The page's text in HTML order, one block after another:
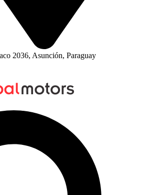
2036, Asunción, Paraguay